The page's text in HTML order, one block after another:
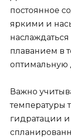
постоянное
яркими и
плаванием в
оптимальную
Важно
температуры
гидратации